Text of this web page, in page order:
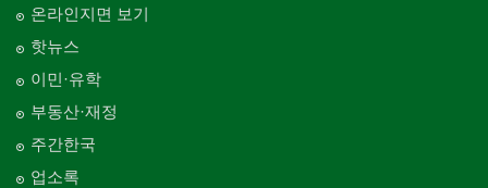
온라인지면 보기
핫뉴스
이민·유학
부동산·재정
주간한국
업소록